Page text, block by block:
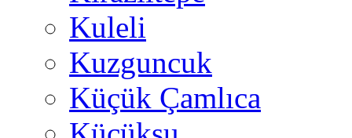
Kuleli
Kuzguncuk
Küçük Çamlıca